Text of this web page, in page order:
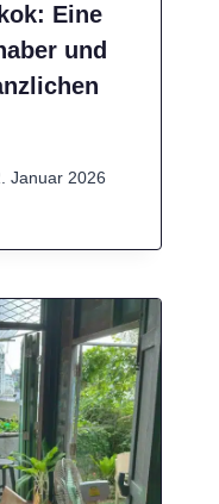
Eine
und
Januar 2026